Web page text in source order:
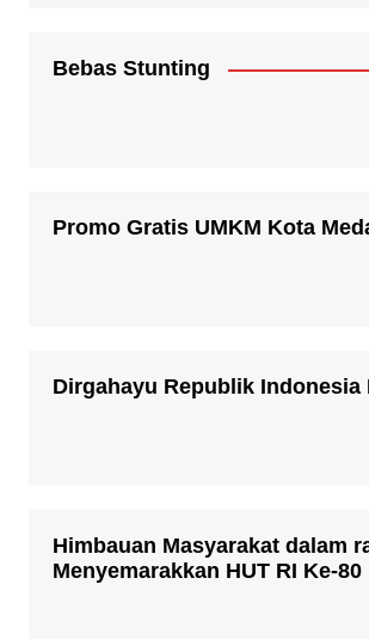
Bebas Stunting
Promo Gratis UMKM Kota
Dirgahayu Republik Indonesia
Himbauan Masyarakat dalam
Menyemarakkan HUT RI Ke-80